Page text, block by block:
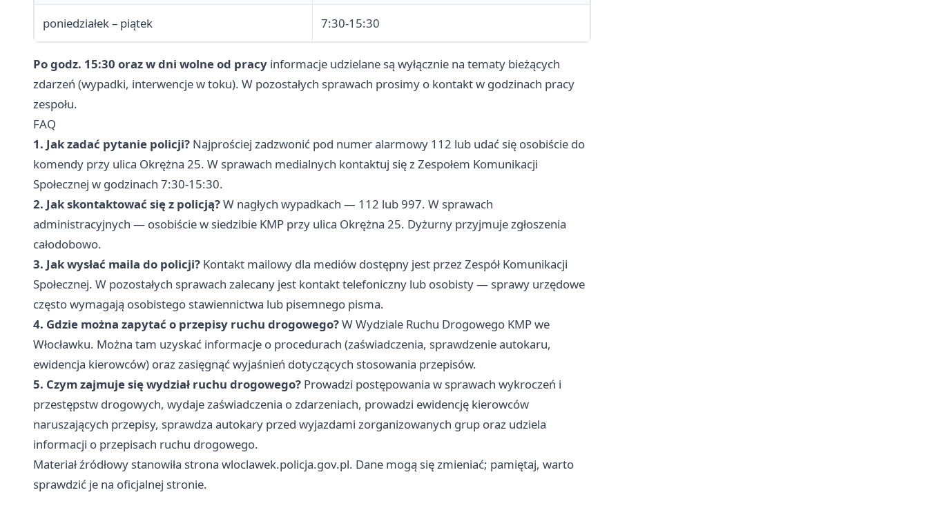
poniedziałek – piątek 7:30-15:30
Po godz. 15:30 oraz w dni wolne od pracy informacje udzielane są wyłącznie na tematy bieżących
zdarzeń (wypadki, interwencje w toku). W pozostałych sprawach prosimy o kontakt w godzinach pracy
zespołu.
FAQ
1. Jak zadać pytanie policji? Najprościej zadzwonić pod numer alarmowy 112 lub udać się osobiście do
komendy przy ulica Okrężna 25. W sprawach medialnych kontaktuj się z Zespołem Komunikacji
Społecznej w godzinach 7:30-15:30.
2. Jak skontaktować się z policją?W nagłych wypadkach — 112 lub 997. W sprawach
administracyjnych — osobiście w siedzibie KMP przy ulica Okrężna 25. Dyżurny przyjmuje zgłoszenia
całodobowo.
3. Jak wysłać maila do policji? Kontakt mailowy dla mediów dostępny jest przez Zespół Komunikacji
Społecznej. W pozostałych sprawach zalecany jest kontakt telefoniczny lub osobisty — sprawy urzędowe
często wymagają osobistego stawiennictwa lub pisemnego pisma.
4. Gdzie można zapytać o przepisy ruchu drogowego?W Wydziale Ruchu Drogowego KMP we
Włocławku. Można tam uzyskać informacje o procedurach (zaświadczenia, sprawdzenie autokaru,
ewidencja kierowców) oraz zasięgnąć wyjaśnień dotyczących stosowania przepisów.
5. Czym zajmuje się wydział ruchu drogowego? Prowadzi postępowania w sprawach wykroczeń i
przestępstw drogowych, wydaje zaświadczenia o zdarzeniach, prowadzi ewidencję kierowców
naruszających przepisy, sprawdza autokary przed wyjazdami zorganizowanych grup oraz udziela
informacji o przepisach ruchu drogowego.
Materiał źródłowy stanowiła strona wloclawek.policja.gov.pl. Dane mogą się zmieniać; pamiętaj, warto
sprawdzić je na oficjalnej stronie.